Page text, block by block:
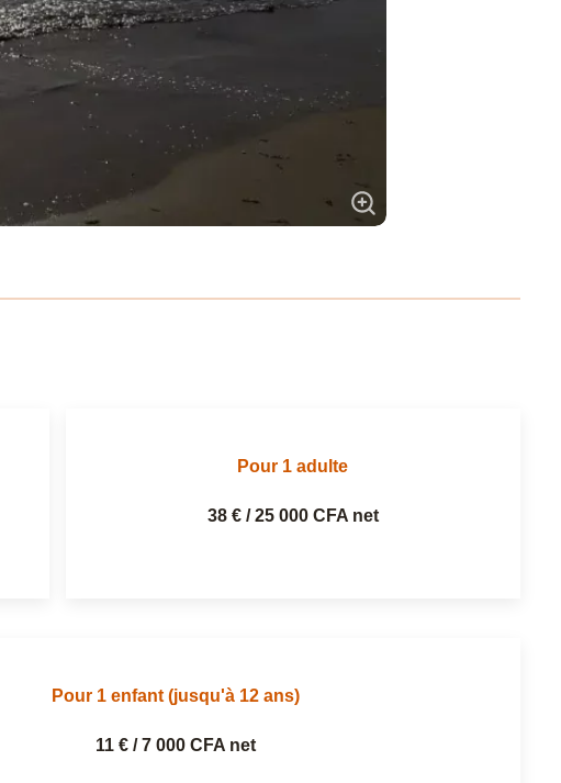
Pour 1 adulte
38 € / 25 000 CFA net
Pour 1 enfant (jusqu'à 12 ans)
11 € / 7 000 CFA net